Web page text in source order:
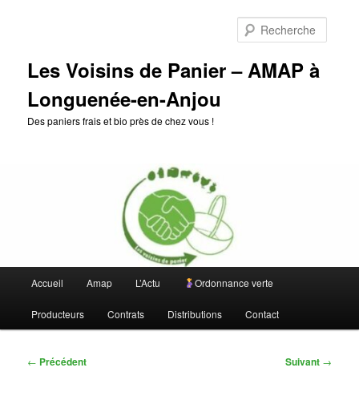
Les Voisins de Panier – AMAP à
Longuenée-en-Anjou
Des paniers frais et bio près de chez vous !
principal
Accueil Amap L’Actu Ordonnance verte
Producteurs Contrats Distributions Contact
Navigation
← Précédent Suivant →